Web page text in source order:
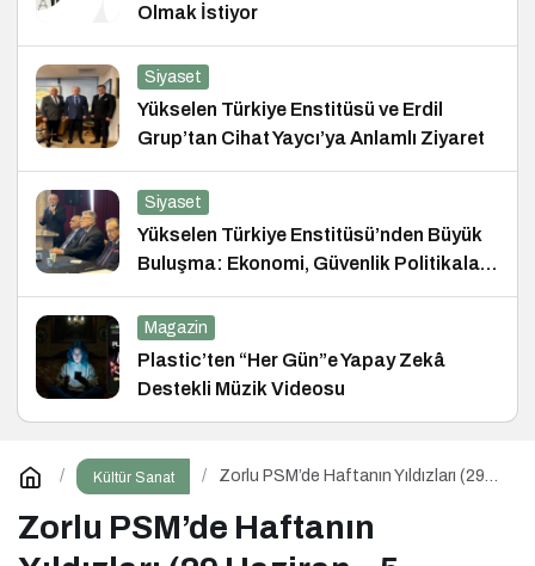
Olmak İstiyor
Siyaset
Yükselen Türkiye Enstitüsü ve Erdil
Grup’tan Cihat Yaycı’ya Anlamlı Ziyaret
Siyaset
Yükselen Türkiye Enstitüsü’nden Büyük
Buluşma: Ekonomi, Güvenlik Politikaları
ve Hukuk Konferansı
Magazin
Plastic’ten “Her Gün”e Yapay Zekâ
Destekli Müzik Videosu
Kültür Sanat
Zorlu PSM’de Haftanın Yıldızları (29
Zorlu PSM’de Haftanın